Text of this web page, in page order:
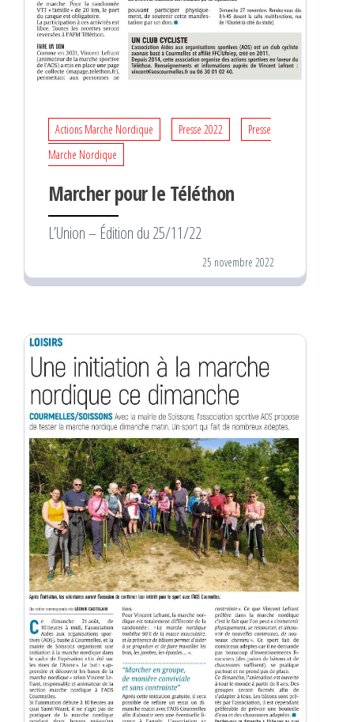
Actions Marche Nordique Presse 2022
Presse
Marche Nordique
Marcher pour le Téléthon
L’Union – Édition du 25/11/22
25 novembre 2022